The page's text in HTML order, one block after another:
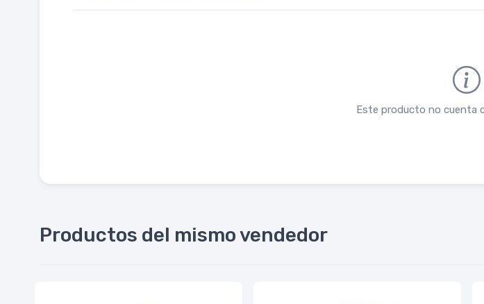
Este producto no cuenta
Productos del mismo vendedor